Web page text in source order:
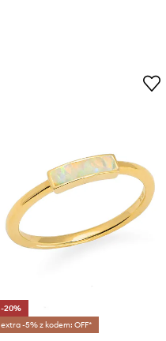
-20%
extra -5% z kodem: OFF*